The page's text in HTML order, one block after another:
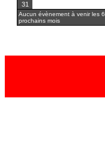
31
Aucun évènement à venir les 6
prochains mois